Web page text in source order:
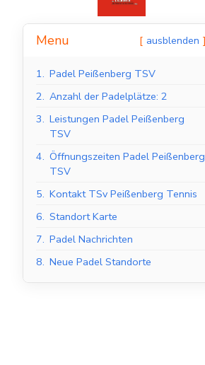
Menu ausblenden
1. Padel Peißenberg TSV
2. Anzahl der Padelplätze: 2
3. Leistungen Padel Peißenberg
TSV
4. Öffnungszeiten Padel Peißenberg
TSV
5. Kontakt TSv Peißenberg Tennis
6. Standort Karte
7. Padel Nachrichten
8. Neue Padel Standorte